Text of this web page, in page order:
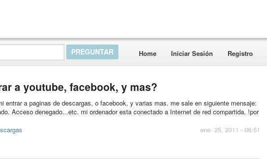
Home Iniciar Sesión Registro
a youtube, facebook, y mas?
entrar a paginas de descargas, o facebook, y varias mas. me sale en siguiente mensaje:
Acceso denegado...etc. mi ordenador esta conectado a Internet de red compartida. !por
ene. 25, 2011 - 06:51